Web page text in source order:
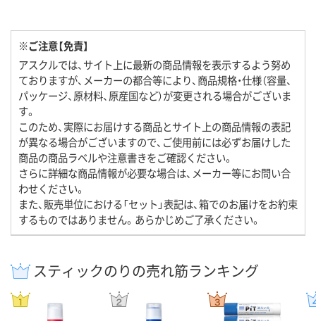
※ご注意【免責】
アスクルでは、サイト上に最新の商品情報を表示するよう努め
ておりますが、メーカーの都合等により、商品規格・仕様（容量、
パッケージ、原材料、原産国など）が変更される場合がございま
す。
このため、実際にお届けする商品とサイト上の商品情報の表記
が異なる場合がございますので、ご使用前には必ずお届けした
商品の商品ラベルや注意書きをご確認ください。
さらに詳細な商品情報が必要な場合は、メーカー等にお問い合
わせください。
また、販売単位における「セット」表記は、箱でのお届けをお約束
するものではありません。あらかじめご了承ください。
スティックのりの売れ筋ランキング